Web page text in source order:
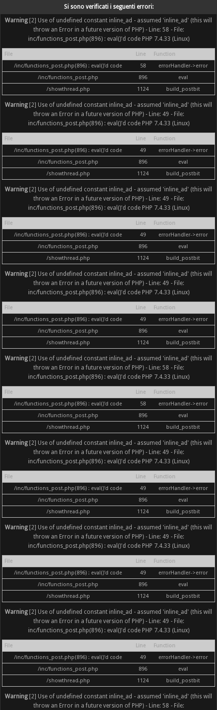
Si sono verificati i seguenti errori:
Warning[2] Use of undefined constant inline_ad - assumed 'inline_ad' (this will
throw an Error in a future version of PHP) - Line: 58 - File:
inc/functions_post.php(896) : eval()'d code PHP 7.4.33 (Linux)
File Line
Function
/inc/functions_post.php(896) : eval()'d code
58
errorHandler->error
/inc/functions_post.php
896
eval
/showthread.php
1124 build_postbit
Warning[2] Use of undefined constant inline_ad - assumed 'inline_ad' (this will
throw an Error in a future version of PHP) - Line: 49 - File:
inc/functions_post.php(896) : eval()'d code PHP 7.4.33 (Linux)
File Line
Function
/inc/functions_post.php(896) : eval()'d code
49
errorHandler->error
/inc/functions_post.php
896
eval
/showthread.php
1124 build_postbit
Warning[2] Use of undefined constant inline_ad - assumed 'inline_ad' (this will
throw an Error in a future version of PHP) - Line: 49 - File:
inc/functions_post.php(896) : eval()'d code PHP 7.4.33 (Linux)
File Line
Function
/inc/functions_post.php(896) : eval()'d code
49
errorHandler->error
/inc/functions_post.php
896
eval
/showthread.php
1124 build_postbit
Warning[2] Use of undefined constant inline_ad - assumed 'inline_ad' (this will
throw an Error in a future version of PHP) - Line: 49 - File:
inc/functions_post.php(896) : eval()'d code PHP 7.4.33 (Linux)
File Line
Function
/inc/functions_post.php(896) : eval()'d code
49
errorHandler->error
/inc/functions_post.php
896
eval
/showthread.php
1124 build_postbit
Warning[2] Use of undefined constant inline_ad - assumed 'inline_ad' (this will
throw an Error in a future version of PHP) - Line: 58 - File:
inc/functions_post.php(896) : eval()'d code PHP 7.4.33 (Linux)
File Line
Function
/inc/functions_post.php(896) : eval()'d code
58
errorHandler->error
/inc/functions_post.php
896
eval
/showthread.php
1124 build_postbit
Warning[2] Use of undefined constant inline_ad - assumed 'inline_ad' (this will
throw an Error in a future version of PHP) - Line: 49 - File:
inc/functions_post.php(896) : eval()'d code PHP 7.4.33 (Linux)
File Line
Function
/inc/functions_post.php(896) : eval()'d code
49
errorHandler->error
/inc/functions_post.php
896
eval
/showthread.php
1124 build_postbit
Warning[2] Use of undefined constant inline_ad - assumed 'inline_ad' (this will
throw an Error in a future version of PHP) - Line: 49 - File:
inc/functions_post.php(896) : eval()'d code PHP 7.4.33 (Linux)
File Line
Function
/inc/functions_post.php(896) : eval()'d code
49
errorHandler->error
/inc/functions_post.php
896
eval
/showthread.php
1124 build_postbit
Warning[2] Use of undefined constant inline_ad - assumed 'inline_ad' (this will
throw an Error in a future version of PHP) - Line: 49 - File:
inc/functions_post.php(896) : eval()'d code PHP 7.4.33 (Linux)
File Line
Function
/inc/functions_post.php(896) : eval()'d code
49
errorHandler->error
/inc/functions_post.php
896
eval
/showthread.php
1124 build_postbit
Warning[2] Use of undefined constant inline_ad - assumed 'inline_ad' (this will
throw an Error in a future version of PHP) - Line: 58 - File: